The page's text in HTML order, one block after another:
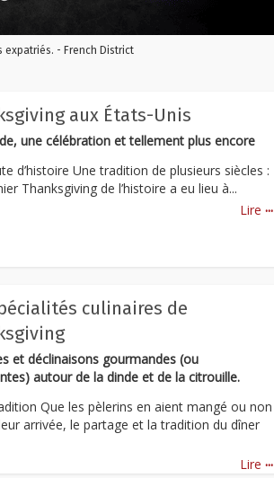
expatriés. - French District
aux États-Unis
une célébration et tellement plus encore
d’histoire Une tradition de plusieurs siècles :
Thanksgiving de l’histoire a eu lieu à...
Lire ...
culinaires de
et déclinaisons gourmandes (ou
autour de la dinde et de la citrouille.
Que les pèlerins en aient mangé ou non
arrivée, le partage et la tradition du dîner
Lire ...